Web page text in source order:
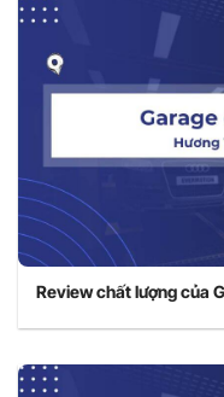
Review chất lượng của